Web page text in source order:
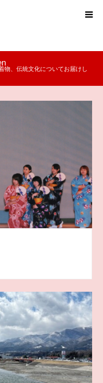
、伝統文化についてお届けし